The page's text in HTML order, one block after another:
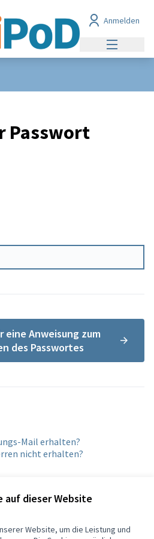
dieser Website
Website, um die Leistung und
Anmelden
Passwort
eine Anweisung zum
des Passwortes
Mail erhalten?
nicht erhalten?